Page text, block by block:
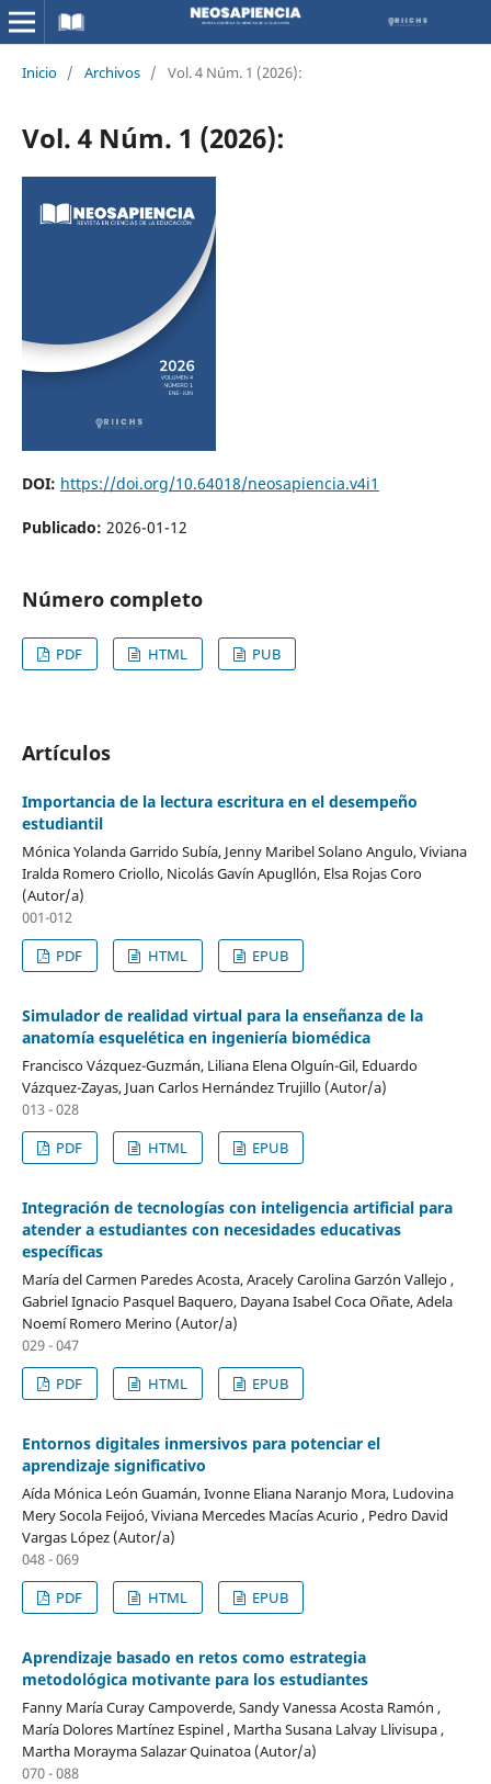
Inicio / Archivos / Vol. 4 Núm. 1 (2026):
Vol. 4 Núm. 1 (2026):
DOI: https://doi.org/10.64018/neosapiencia.v4i1
Publicado: 2026-01-12
Número completo
PDF HTML PUB
Artículos
Importancia de la lectura escritura en el desempeño
estudiantil
Mónica Yolanda Garrido Subía, Jenny Maribel Solano Angulo, Viviana
Iralda Romero Criollo, Nicolás Gavín Apugllón, Elsa Rojas Coro
(Autor/a)
001-012
PDF
HTML EPUB
Simulador de realidad virtual para la enseñanza de la
anatomía esquelética en ingeniería biomédica
Francisco Vázquez-Guzmán, Liliana Elena Olguín-Gil, Eduardo
Vázquez-Zayas, Juan Carlos Hernández Trujillo (Autor/a)
013 - 028
PDF
HTML EPUB
Integración de tecnologías con inteligencia artificial para
atender a estudiantes con necesidades educativas
específicas
María del Carmen Paredes Acosta, Aracely Carolina Garzón Vallejo ,
Gabriel Ignacio Pasquel Baquero, Dayana Isabel Coca Oñate, Adela
Noemí Romero Merino (Autor/a)
029 - 047
PDF
HTML EPUB
Entornos digitales inmersivos para potenciar el
aprendizaje significativo
Aída Mónica León Guamán, Ivonne Eliana Naranjo Mora, Ludovina
Mery Socola Feijoó, Viviana Mercedes Macías Acurio , Pedro David
Vargas López (Autor/a)
048 - 069
PDF
HTML EPUB
Aprendizaje basado en retos como estrategia
metodológica motivante para los estudiantes
Fanny María Curay Campoverde, Sandy Vanessa Acosta Ramón ,
María Dolores Martínez Espinel , Martha Susana Lalvay Llivisupa ,
Martha Morayma Salazar Quinatoa (Autor/a)
070 - 088